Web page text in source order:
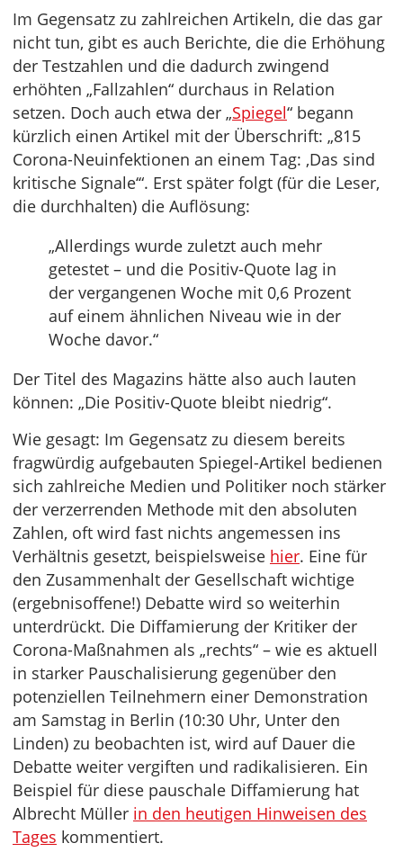
Im Gegensatz zu zahlreichen Artikeln, die das gar
nicht tun, gibt es auch Berichte, die die Erhöhung
der Testzahlen und die dadurch zwingend
erhöhten „Fallzahlen“ durchaus in Relation
setzen. Doch auch etwa der „Spiegel“ begann
kürzlich einen Artikel mit der Überschrift: „815
Corona-Neuinfektionen an einem Tag: ‚Das sind
kritische Signale‘“. Erst später folgt (für die Leser,
die durchhalten) die Auflösung:
„Allerdings wurde zuletzt auch mehr
getestet – und die Positiv-Quote lag in
der vergangenen Woche mit 0,6 Prozent
auf einem ähnlichen Niveau wie in der
Woche davor.“
Der Titel des Magazins hätte also auch lauten
können: „Die Positiv-Quote bleibt niedrig“.
Wie gesagt: Im Gegensatz zu diesem bereits
fragwürdig aufgebauten Spiegel-Artikel bedienen
sich zahlreiche Medien und Politiker noch stärker
der verzerrenden Methode mit den absoluten
Zahlen, oft wird fast nichts angemessen ins
Verhältnis gesetzt, beispielsweise hier. Eine für
den Zusammenhalt der Gesellschaft wichtige
(ergebnisoffene!) Debatte wird so weiterhin
unterdrückt. Die Diffamierung der Kritiker der
Corona-Maßnahmen als „rechts“ – wie es aktuell
in starker Pauschalisierung gegenüber den
potenziellen Teilnehmern einer Demonstration
am Samstag in Berlin (10:30 Uhr, Unter den
Linden) zu beobachten ist, wird auf Dauer die
Debatte weiter vergiften und radikalisieren. Ein
Beispiel für diese pauschale Diffamierung hat
Albrecht Müller in den heutigen Hinweisen des
Tages kommentiert.